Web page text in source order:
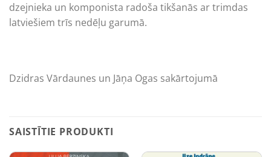
dzejnieka un komponista radoša tikšanās ar trimdas
latviešiem trīs nedēļu garumā.
Dzidras Vārdaunes un Jāņa Ogas sakārtojumā
SAISTĪTIE PRODUKTI